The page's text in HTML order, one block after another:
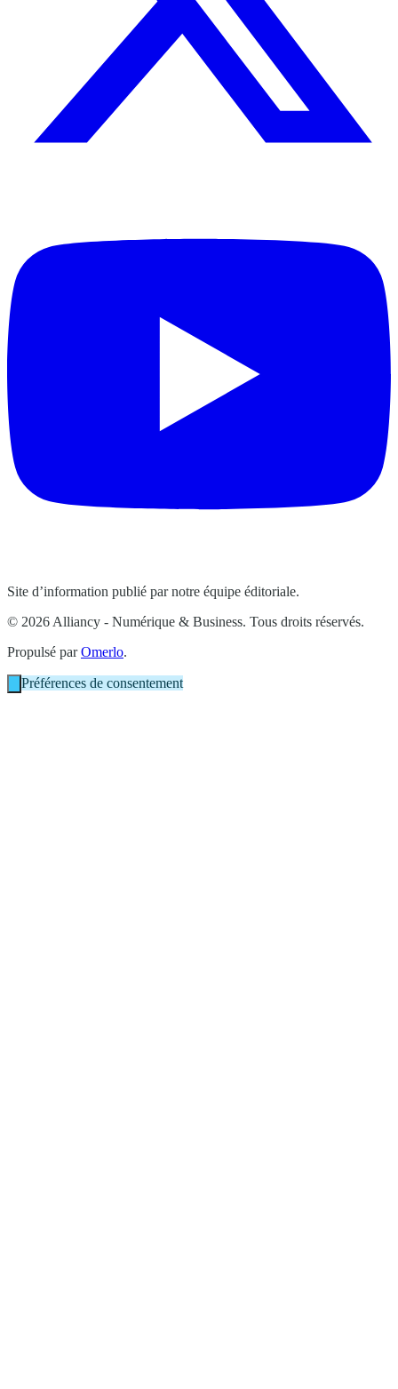
Site d’information publié par notre équipe éditoriale.
© 2026 Alliancy - Numérique & Business. Tous droits réservés.
Propulsé parOmerlo.
Préférences de consentement